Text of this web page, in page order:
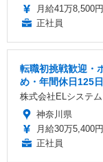
月給41万8,500
正社員
転職初挑戦歓迎・
め・年間休日125
株式会社ELシステム
神奈川県
月給30万5,400
正社員